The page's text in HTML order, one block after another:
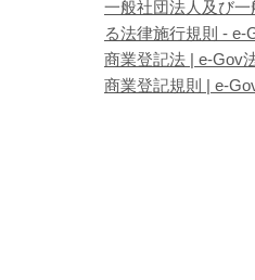
一般社団法人及び
る法律施行規則 - e-
商業登記法 | e-Gov
商業登記規則 | e-